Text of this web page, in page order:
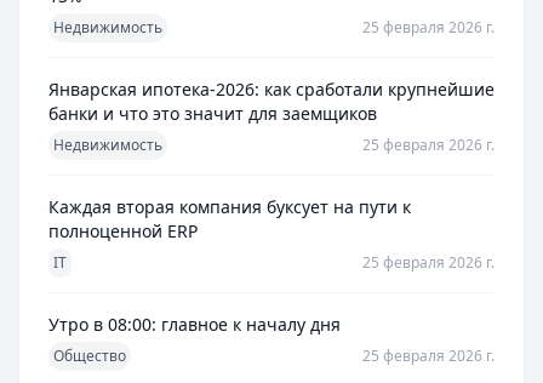
Недвижимость 25 февраля 2026 г.
Январская ипотека-2026: как сработали крупнейшие
банки и что это значит для заемщиков
Недвижимость 25 февраля 2026 г.
Каждая вторая компания буксует на пути к
полноценной ERP
IT 25 февраля 2026 г.
Утро в 08:00: главное к началу дня
Общество 25 февраля 2026 г.